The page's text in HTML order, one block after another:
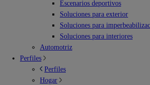
Escenarios deportivos
Soluciones para exterior
Soluciones para
Soluciones para interiores
Automotriz
Perfiles
Perfiles
Hogar